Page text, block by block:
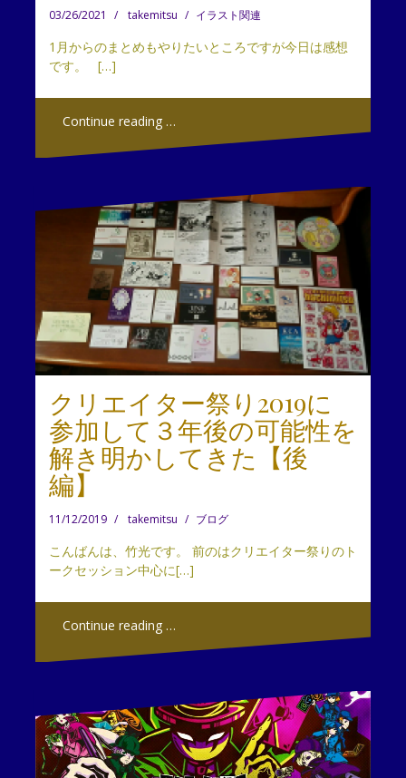
03/26/2021 takemitsu イラスト関連
1月からのまとめもやりたいところですが今日は感想
です。 […]
Continue reading …
クリエイター祭り2019に
参加して３年後の可能性を
解き明かしてきた【後
編】
11/12/2019 takemitsu ブログ
こんばんは、竹光です。 前のはクリエイター祭りのト
ークセッション中心に[…]
Continue reading …